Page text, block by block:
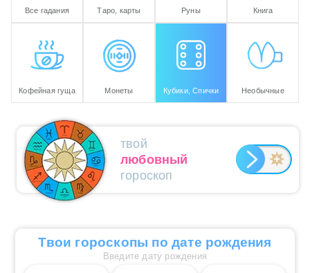
Все гадания Таро, карты Руны Книга
Кофейная гуща Монеты Кубики, Спички Необычные
твой
любовный
гороскоп
Твои гороскопы по дате рождения
Введите дату рождения